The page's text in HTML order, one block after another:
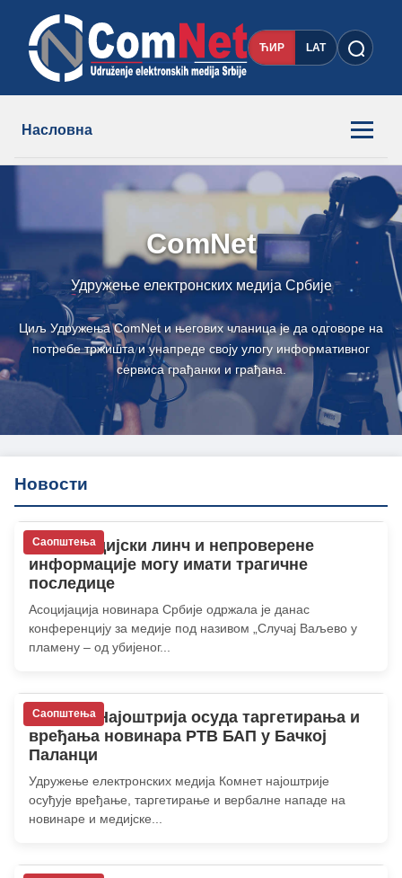
ЋИР LAT
Насловна
Чланови
О нама
Контакт
ComNet
Удружење електронских медија Србије
Циљ Удружења ComNet и његових чланица је да одговоре на
потребе тржишта и унапреде своју улогу информативног
сервиса грађанки и грађана.
Новости
Саопштења
АНС: Медијски линч и непроверене
информације могу имати трагичне
последице
Асоцијација новинара Србије одржала је данас
конференцију за медије под називом „Случај Ваљево у
пламену – од убијеног...
Саопштења
Комнет: Најоштрија осуда таргетирања и
вређања новинара РТВ БАП у Бачкој
Паланци
Удружење електронских медија Комнет најоштрије
осуђује вређање, таргетирање и вербалне нападе на
новинаре и медијске...